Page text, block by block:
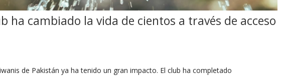
ha cambiado la vida de cientos a través de acceso
de Pakistán ya ha tenido un gran impacto. El club ha completado